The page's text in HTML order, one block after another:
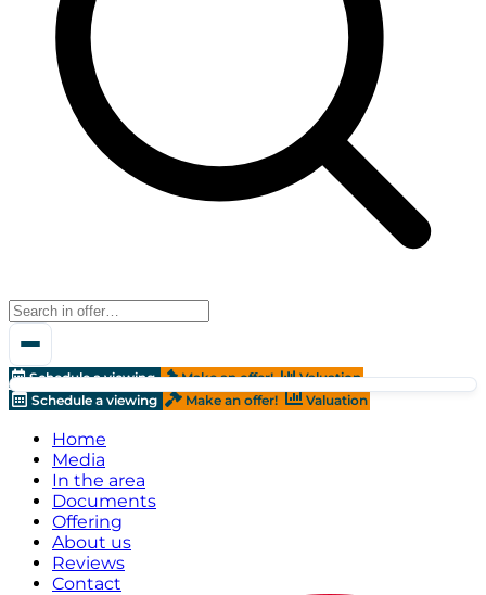
Schedule a viewing Make an offer!
Valuation
Schedule a viewing
Make an offer! Valuation
Home
Media
In the area
Documents
Offering
About us
Reviews
Contact